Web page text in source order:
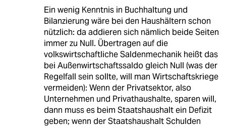
Ein wenig Kenntnis in Buchhaltung und
Bilanzierung wäre bei den Haushältern schon
nützlich: da addieren sich nämlich beide Seiten
immer zu Null. Übertragen auf die
volkswirtschaftliche Saldenmechanik heißt das
bei Außenwirtschaftssaldo gleich Null (was der
Regelfall sein sollte, will man Wirtschaftskriege
vermeiden): Wenn der Privatsektor, also
Unternehmen und Privathaushalte, sparen will,
dann muss es beim Staatshaushalt ein Defizit
geben; wenn der Staatshaushalt Schulden